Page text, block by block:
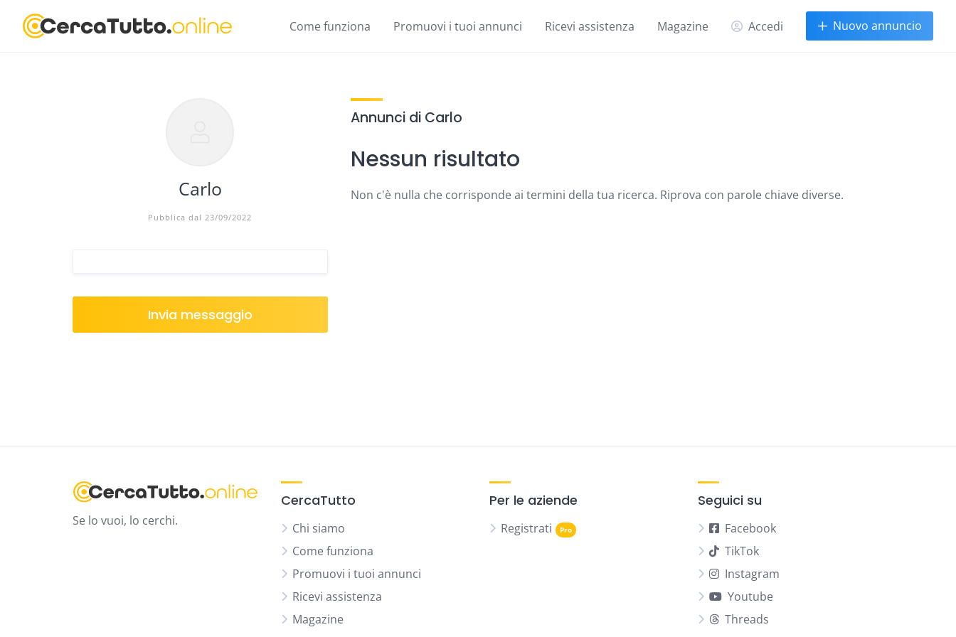
content
Come funziona Promuovi i tuoi annunci Ricevi assistenza Magazine Accedi Nuovo annuncio
Carlo
Pubblica dal 23/09/2022
Invia messaggio
Annunci di Carlo
Nessun risultato
Non c'è nulla che corrisponde ai termini della tua ricerca. Riprova con parole chiave diverse.
Se lo vuoi, lo cerchi.
CercaTutto
Chi siamo
Come funziona
Promuovi i tuoi annunci
Ricevi assistenza
Magazine
Per le aziende
Registrati
Seguici su
Facebook
TikTok
Instagram
Youtube
Threads